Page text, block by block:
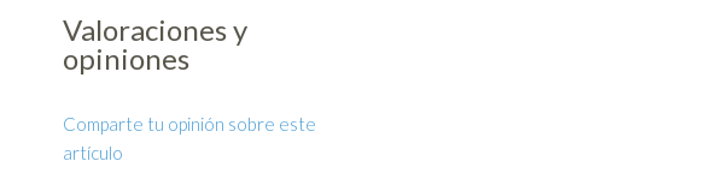
Valoraciones y
opiniones
Comparte tu opinión sobre este
artículo